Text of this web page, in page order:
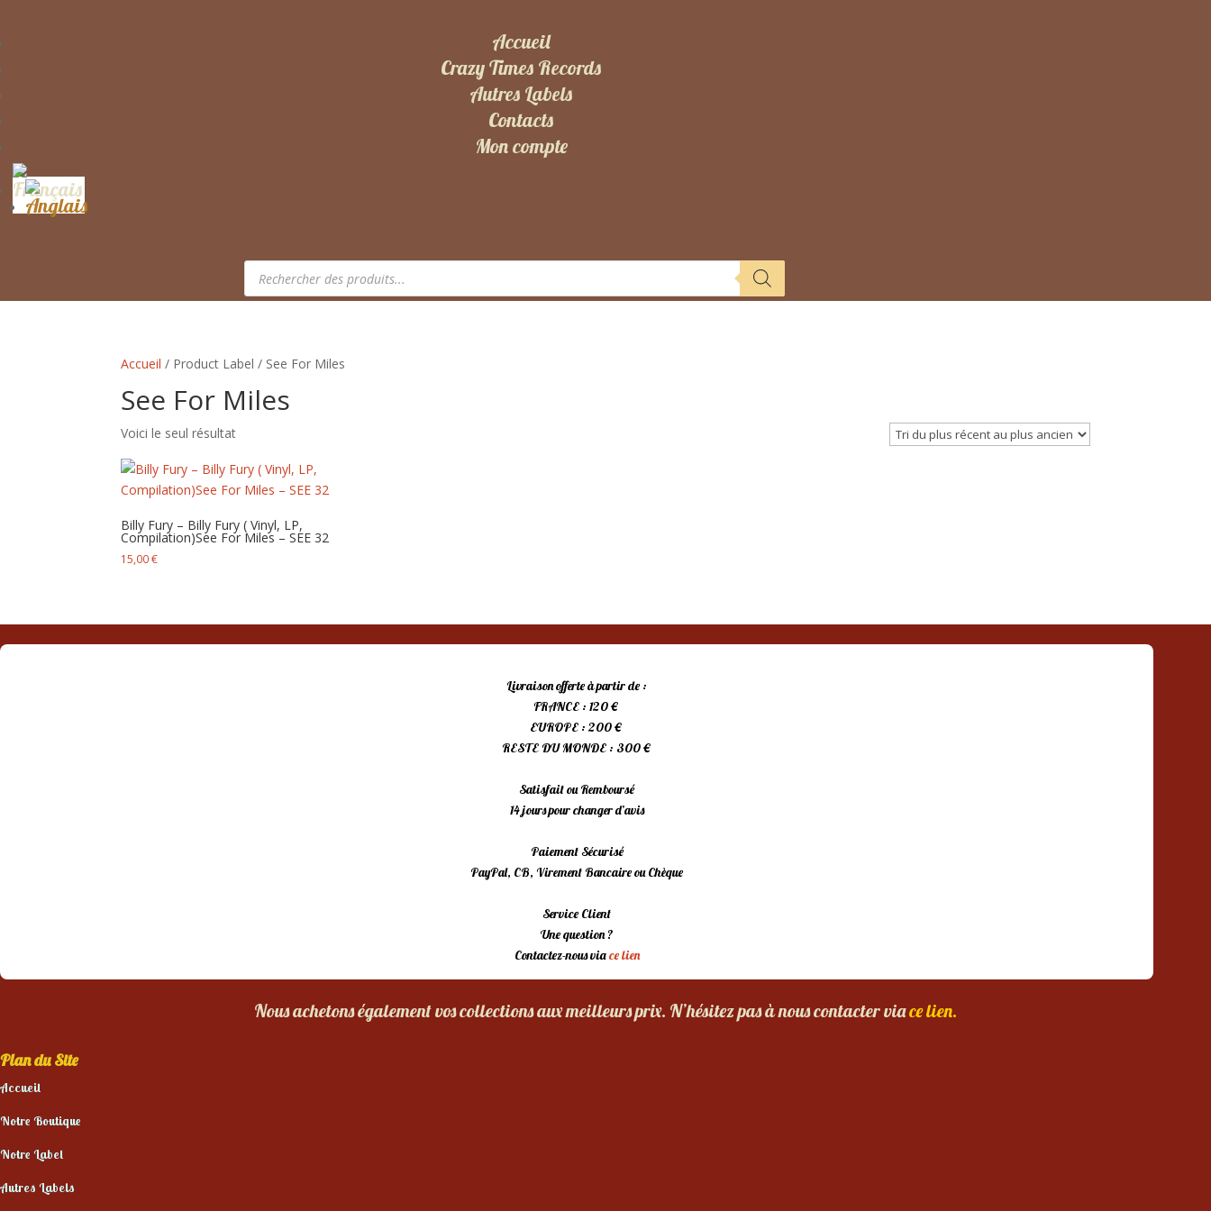
Accueil
Crazy Times Records
Autres Labels
Contacts
Mon compte
Recherche
produits
Accueil / Product Label / See For Miles
See For Miles
Voici le seul résultat
Billy Fury – Billy Fury ( Vinyl, LP,
Compilation)See For Miles – SEE 32
15,00€
Livraison offerte à partir de :
FRANCE : 120 €
EUROPE : 200 €
RESTE DU MONDE : 300 €
Satisfait ou Remboursé
14 jours pour changer d’avis
Paiement Sécurisé
PayPal, CB, Virement Bancaire ou Chèque
Service Client
Une question ?
Contactez-nous viace lien
Nous achetons également vos collections aux meilleurs prix. N’hésitez pas à nous contacter viace lien.
Plan du Site
Accueil
Notre Boutique
Notre Label
Autres Labels